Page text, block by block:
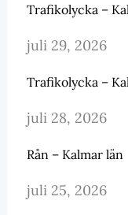
Trafikolycka –
juli 29, 2026
Trafikolycka –
juli 28, 2026
Rån – Kalmar län
juli 25, 2026